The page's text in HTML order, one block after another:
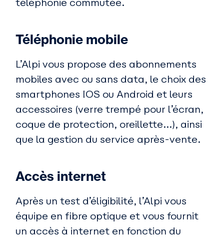
téléphonie commutée.
Téléphonie mobile
L’Alpi vous propose des abonnements
mobiles avec ou sans data, le choix des
smartphones IOS ou Android et leurs
accessoires (verre trempé pour l’écran,
coque de protection, oreillette...), ainsi
que la gestion du service après-vente.
Accès internet
Après un test d’éligibilité, l’Alpi vous
équipe en fibre optique et vous fournit
un accès à internet en fonction du